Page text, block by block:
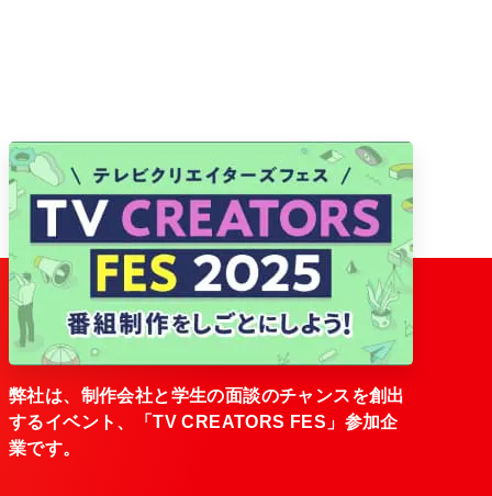
弊社は、制作会社と学生の面談のチャンスを創出
するイベント、「TV CREATORS FES」参加企
業です。